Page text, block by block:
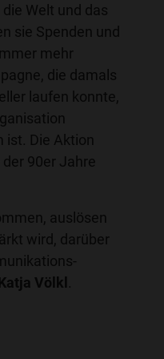
Welt und das
sie Spenden und
mehr
die damals
laufen konnte,
ist. Die Aktion
90er Jahre
auslösen
wird, darüber
Katja Völkl